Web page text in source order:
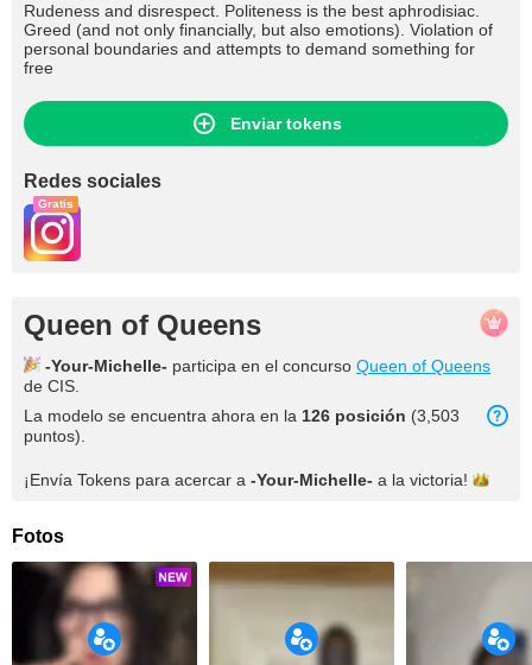
Rudeness and disrespect. Politeness is the best aphrodisiac.
Greed (and not only financially, but also emotions). Violation of
personal boundaries and attempts to demand something for
free
Enviar tokens
Redes sociales
Gratis
Queen of Queens
-Your-Michelle- participa en el concurso Queen of Queens
de CIS.
La modelo se encuentra ahora en la 126 posición (3,503
puntos).
¡Envía Tokens para acercar a -Your-Michelle- a la victoria!
Fotos